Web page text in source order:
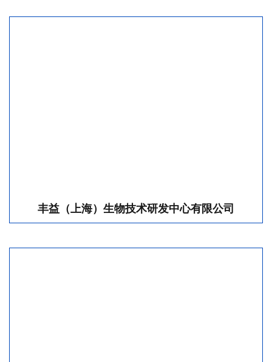
丰益（上海）生物技术研发中心有限公司